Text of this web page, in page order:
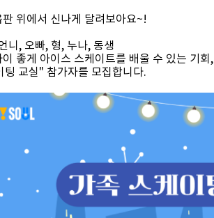
위에서 신나게 달려보아요~!
니, 오빠, 형, 누나, 동생
이 좋게 아이스 스케이트를 배울 수 있는 기회,
팅 교실" 참가자를 모집합니다.